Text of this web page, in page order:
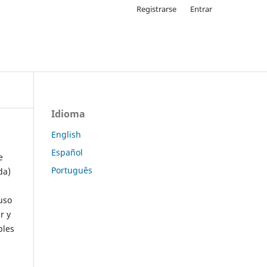
Registrarse Entrar
y
Idioma
English
Español
Português